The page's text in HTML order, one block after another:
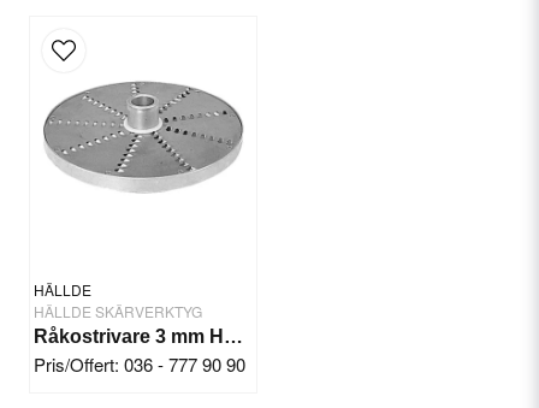
HÄLLDE
HÄLLDE SKÄRVERKTYG
Råkostrivare 3 mm Hällde RG-7-200-250
Pris/Offert: 036 - 777 90 90